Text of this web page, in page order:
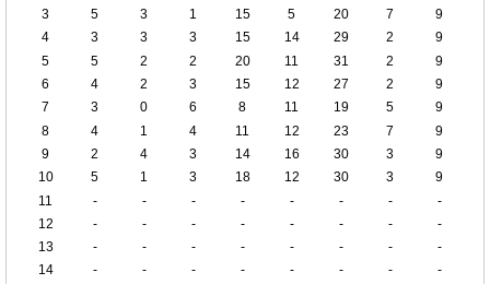
3
5 3 1 15 5 20 7
9
4
3 3 3 15 14 29 2
9
5
5 2 2 20 11 31 2
9
6
4 2 3 15 12 27 2
9
7
3 0 6 8 11 19 5
9
8
4 1 4 11 12 23 7
9
9
2 4 3 14 16 30 3
9
10
5 1 3 18 12 30 3
9
11
- - - - - - -
-
12
- - - - - - -
-
13
- - - - - - -
-
14
- - - - - - -
-